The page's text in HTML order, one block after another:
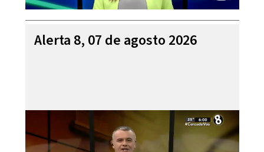
Alerta 8, 07 de agosto 2026